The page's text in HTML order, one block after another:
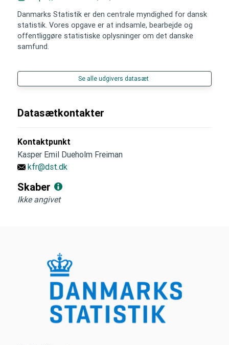
Danmarks Statistik er den centrale myndighed for dansk
statistik. Vores opgave er at indsamle, bearbejde og
offentliggøre statistiske oplysninger om det danske
samfund.
Se alle udgivers datasæt
Datasætkontakter
Kontaktpunkt
Kasper Emil Dueholm Freiman
kfr@dst.dk
Skaber
Ikke angivet